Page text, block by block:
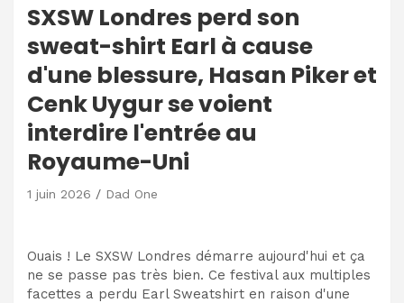
SXSW Londres perd son
sweat-shirt Earl à cause
d'une blessure, Hasan Piker et
Cenk Uygur se voient
interdire l'entrée au
Royaume-Uni
1 juin 2026 Dad One
Ouais ! Le SXSW Londres démarre aujourd'hui et ça
ne se passe pas très bien. Ce festival aux multiples
facettes a perdu Earl Sweatshirt en raison d'une